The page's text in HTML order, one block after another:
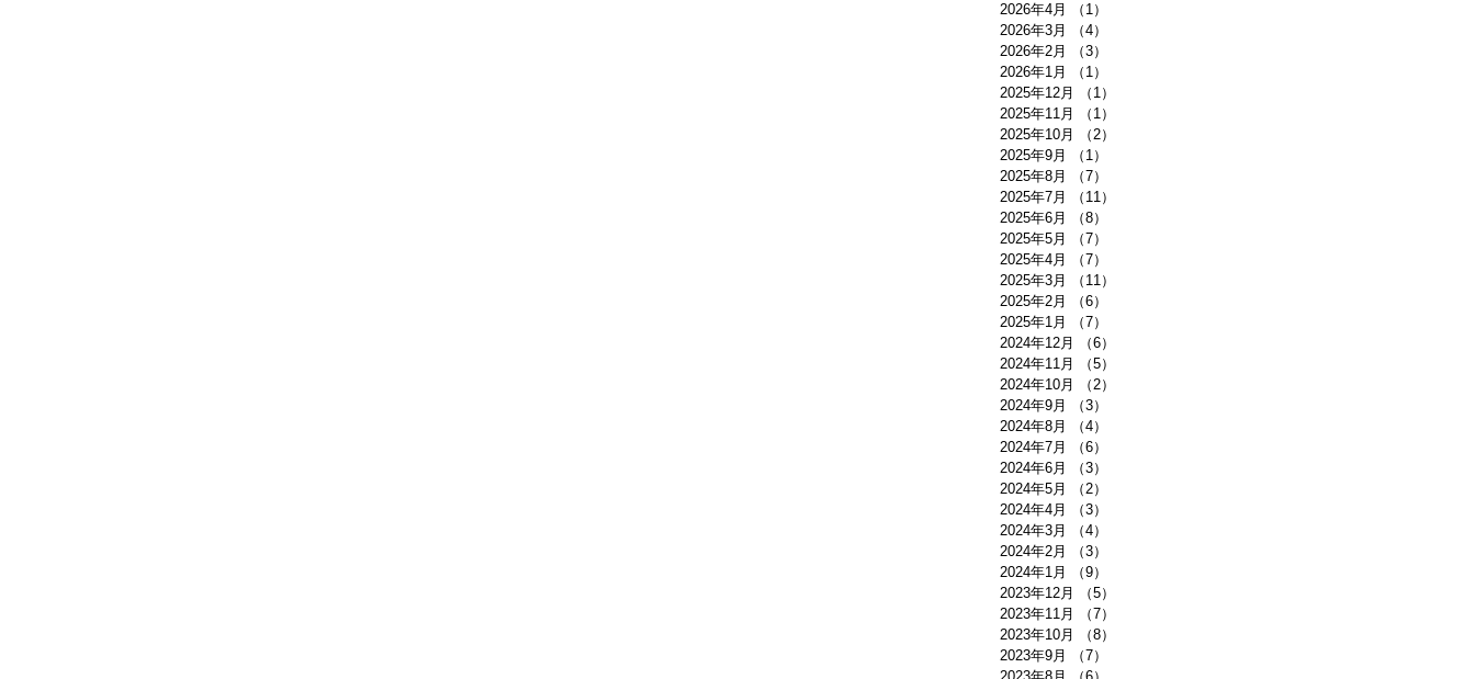
2026年4月 （1）
2026年3月
（4）
2026年2月
（3）
2026年1月
（1）
2025年12月
（1）
2025年11月
（1）
2025年10月
（2）
2025年9月
（1）
2025年8月
（7）
2025年7月
（11）
2025年6月
（8）
2025年5月
（7）
2025年4月
（7）
2025年3月
（11）
2025年2月
（6）
2025年1月
（7）
2024年12月
（6）
2024年11月
（5）
2024年10月
（2）
2024年9月
（3）
2024年8月
（4）
2024年7月
（6）
2024年6月
（3）
2024年5月
（2）
2024年4月
（3）
2024年3月
（4）
2024年2月
（3）
2024年1月
（9）
2023年12月
（5）
2023年11月
（7）
2023年10月
（8）
2023年9月
（7）